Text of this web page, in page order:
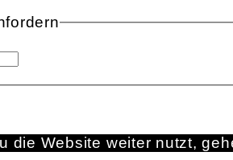
die Website weiter nutzt,